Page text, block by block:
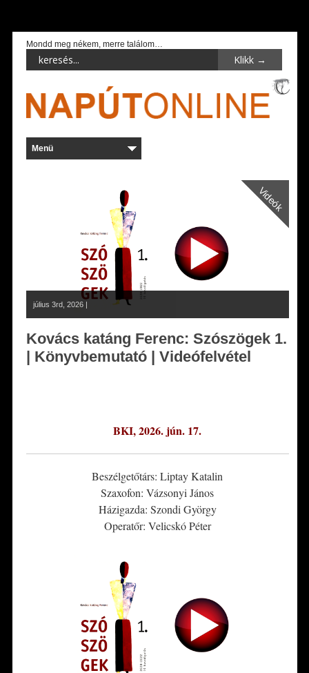
Mondd meg nékem, merre találom…
Videók
július 3rd, 2026 |
Kovács katáng Ferenc: Szószögek 1.
| Könyvbemutató | Videófelvétel
BKI, 2026. jún. 17.
Beszélgetőtárs: Liptay Katalin
Szaxofon: Vázsonyi János
Házigazda: Szondi György
Operatőr: Velicskó Péter